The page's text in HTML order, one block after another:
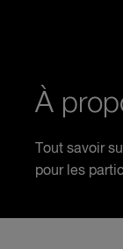
À
Tout savoir
pour les